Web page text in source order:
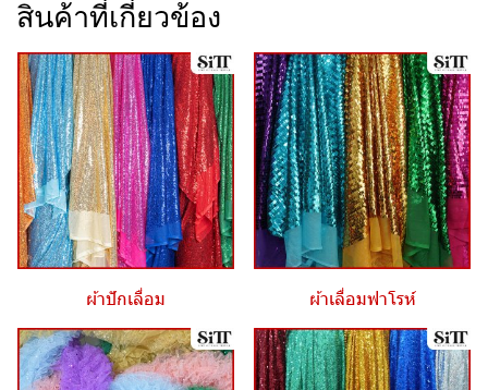
สินค้าที่เกี่ยวข้อง
ผ้าปักเลื่อม ผ้าเลื่อมฟาโรห์